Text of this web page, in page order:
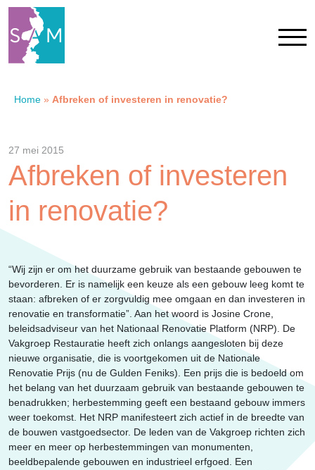
Contact
SAM Limburg
Overheid
Erfgoed
Home » Afbreken of investeren in renovatie?
27 mei 2015
Afbreken of investeren
in renovatie?
“Wij zijn er om het duurzame gebruik van bestaande gebouwen te
bevorderen. Er is namelijk een keuze als een gebouw leeg komt te
staan: afbreken of er zorgvuldig mee omgaan en dan investeren in
renovatie en transformatie”. Aan het woord is Josine Crone,
beleidsadviseur van het Nationaal Renovatie Platform (NRP). De
Vakgroep Restauratie heeft zich onlangs aangesloten bij deze
nieuwe organisatie, die is voortgekomen uit de Nationale
Renovatie Prijs (nu de Gulden Feniks). Een prijs die is bedoeld om
het belang van het duurzaam gebruik van bestaande gebouwen te
benadrukken; herbestemming geeft een bestaand gebouw immers
weer toekomst. Het NRP manifesteert zich actief in de breedte van
de bouwen vastgoedsector. De leden van de Vakgroep richten zich
meer en meer op herbestemmingen van monumenten,
beeldbepalende gebouwen en industrieel erfgoed. Een